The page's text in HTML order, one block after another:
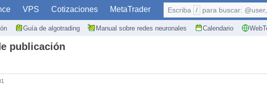
VPS Cotizaciones MetaTrader
Guía de algotrading Manual sobre redes neuronales Calendario
Escriba / para buscar: @user,
publicación